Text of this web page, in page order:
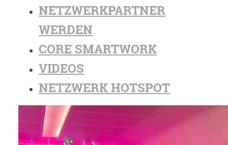
NETZWERKPARTNER
WERDEN
CORE SMARTWORK
VIDEOS
NETZWERK HOTSPOT